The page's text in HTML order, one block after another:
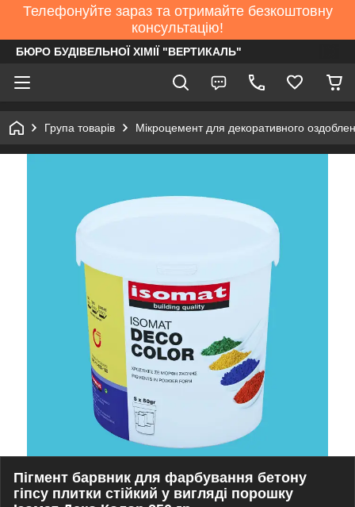
Телефонуйте зараз та отримайте безкоштовну
консультацію!
БЮРО БУДІВЕЛЬНОЇ ХІМІЇ "ВЕРТИКАЛЬ"
Група товарів Мікроцемент для декоративного
Пігмент барвник для фарбування бетону
гіпсу плитки стійкий у вигляді порошку